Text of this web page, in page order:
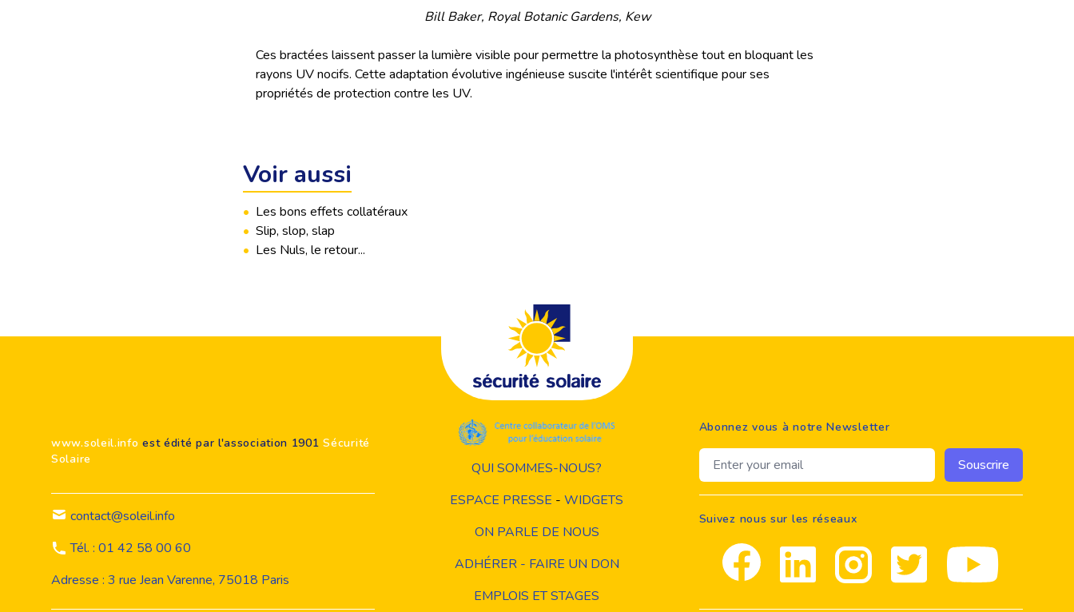
Bill Baker, Royal Botanic Gardens, Kew
Ces bractées laissent passer la lumière visible pour permettre la photosynthèse tout en bloquant les
rayons UV nocifs. Cette adaptation évolutive ingénieuse suscite l'intérêt scientifique pour ses
propriétés de protection contre les UV.
Voir aussi
• Les bons effets collatéraux
• Slip, slop, slap
• Les Nuls, le retour...
www.soleil.info est édité par l'association 1901Sécurité
Solaire
contact@soleil.info
Tél. : 01 42 58 00 60
Adresse : 3 rue Jean Varenne, 75018 Paris
QUI SOMMES-NOUS?
ESPACE PRESSE - WIDGETS
ON PARLE DE NOUS
ADHÉRER - FAIRE UN DON
EMPLOIS ET STAGES
Abonnez vous à notre Newsletter
Email address Souscrire
Suivez nous sur les réseaux
Facebook Linkedin Instagram Twitter youtube